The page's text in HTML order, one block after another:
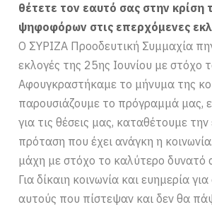
θέτετε τον εαυτό σας στην κρίση
ψηφοφόρων στις επερχόμενες
Ο ΣΥΡΙΖΑ Προοδευτική Συμμαχία
εκλογές της 25ης Ιουνίου με στόχο
Αφουγκραστήκαμε το μήνυμα της
παρουσιάζουμε το πρόγραμμά μας,
για τις θέσεις μας, καταθέτουμε
πρόταση που έχει ανάγκη η
μάχη με στόχο το καλύτερο δυνατό
Για δίκαιη κοινωνία και ευημερία για
αυτούς που πίστεψαν και δεν θα